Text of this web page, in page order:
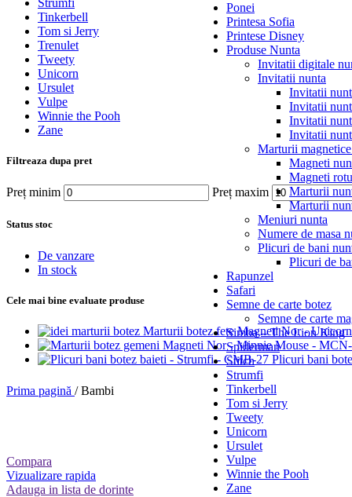
Ponei
Printesa Sofia
Printese Disney
Produse Nunta
Invitatii digitale
Invitatii nunta
Invitatii
Invitatii
Invitatii
Invitatii
Marturii
Magneti
Magneti
Marturii
Marturii
Meniuri nunta
Numere de masa
Plicuri de bani
Plicuri de
Rapunzel
Safari
Semne de carte botez
Semne de carte
Simba – The Lion King
Spiderman
Stitch
Strumfi
Tinkerbell
Tom si Jerry
Tweety
Unicorn
Ursulet
Vulpe
Winnie the Pooh
Zane
Tinkerbell
Tom si Jerry
Trenulet
Tweety
Unicorn
Ursulet
Vulpe
Winnie the Pooh
Zane
Filtreaza dupa pret
Preț minim Preț maxim
Status stoc
De vanzare
In stock
Cele mai bine evaluate produse
Marturii botez fete Magneti Nor -
Plicuri bani
Prima pagină / Bambi
Compara
Vizualizare rapida
Adauga in lista de dorinte